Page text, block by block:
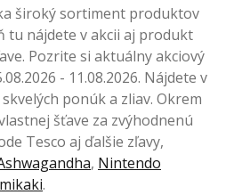
široký sortiment produktov
tu nájdete v akcii aj produkt
Pozrite si aktuálny akciový
- 11.08.2026. Nájdete v
ponúk a zliav. Okrem
šťave za zvýhodnenú
Tesco aj ďalšie zľavy,
, Nintendo
.